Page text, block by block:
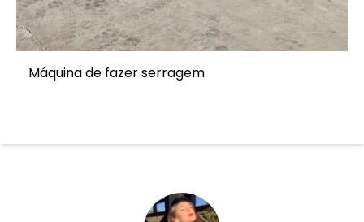
Máquina de fazer serragem